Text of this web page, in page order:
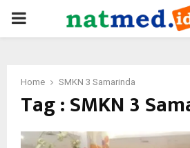
PRIMARY
Home SMKN 3 Samarinda
Tag : SMKN 3